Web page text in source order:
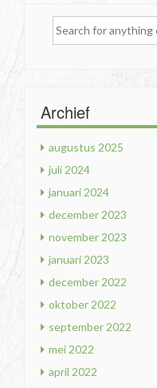
Search
Archief
augustus 2025
juli 2024
januari 2024
december 2023
november 2023
januari 2023
december 2022
oktober 2022
september 2022
mei 2022
april 2022